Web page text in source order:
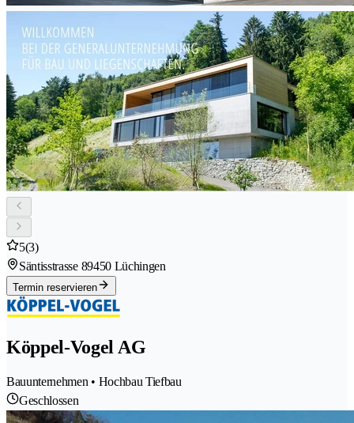
5(3)
Säntisstrasse 89450 Lüchingen
Termin reservieren
Köppel-Vogel AG
Bauunternehmen • Hochbau Tiefbau
Geschlossen